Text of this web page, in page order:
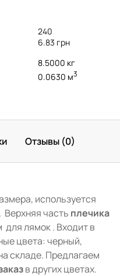
240
6.83 грн
8.5000 кг
0.0630 м3
Отзывы (0)
используется
часть плечика
лямок . Входит в
цвета: черный,
складе. Предлагаем
в других цветах.